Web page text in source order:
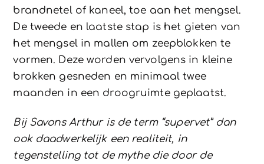
brandnetel of kaneel, toe aan het mengsel.
De tweede en laatste stap is het gieten van
het mengsel in mallen om zeepblokken te
vormen. Deze worden vervolgens in kleine
brokken gesneden en minimaal twee
maanden in een droogruimte geplaatst.
Bij Savons Arthur is de term “supervet” dan
ook daadwerkelijk een realiteit, in
tegenstelling tot de mythe die door de